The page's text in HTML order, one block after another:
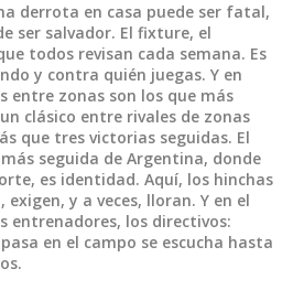
derrota en casa puede ser fatal,
ser salvador. El fixture, el
todos revisan cada semana. Es
y contra quién juegas. Y en
entre zonas son los que más
clásico entre rivales de zonas
que tres victorias seguidas. El
seguida de Argentina, donde
es identidad. Aquí, los hinchas
y a veces, lloran. Y en el
entrenadores, los directivos:
en el campo se escucha hasta